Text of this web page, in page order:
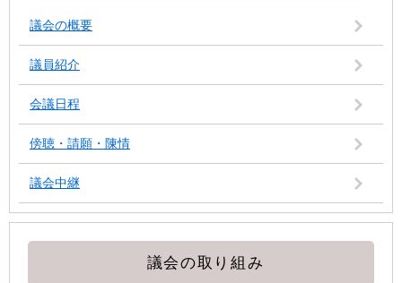
議会の概要
議員紹介
会議日程
傍聴・請願・陳情
議会中継
議会の取り組み